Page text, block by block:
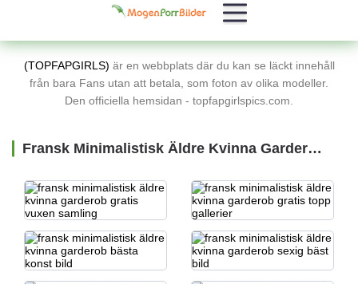
(TOPFAPGIRLS) är en webbplats där du kan se läckt innehåll
från bara Fans utan att betala, som foton av olika modeller.
Den officiella hemsidan - topfapgirlspics.com.
Fransk Minimalistisk Äldre Kvinna Garderob Gratis Porrbilder